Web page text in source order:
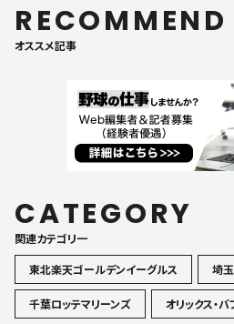
RECOMMEND
オススメ記事
CATEGORY
関連カテゴリ一
東北楽天ゴールデンイーグルス
埼
千葉ロッテマリーンズ オリックス・